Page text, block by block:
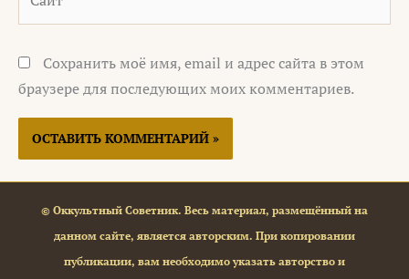
Сохранить моё имя, email и адрес сайта в этом
браузере для последующих моих комментариев.
© Оккультный Советник. Весь материал, размещённый на
данном сайте, является авторским. При копировании
публикации, вам необходимо указать авторство и